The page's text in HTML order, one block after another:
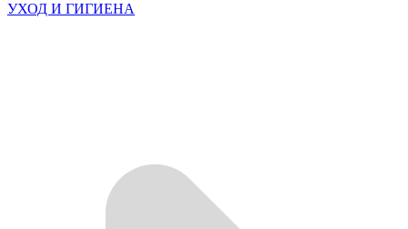
УХОД И ГИГИЕНА